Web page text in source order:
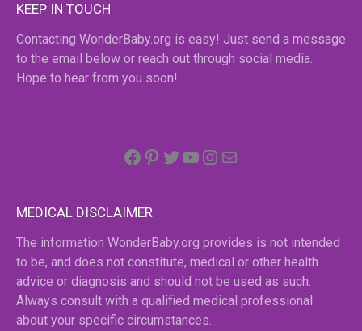
KEEP IN TOUCH
Contacting WonderBaby.org is easy! Just send a message
to the email below or reach out through social media.
Hope to hear from you soon!
Facebook
Pinterest
Twitter
YouTube
Instagram
MEDICAL DISCLAIMER
The information WonderBaby.org provides is not intended
to be, and does not constitute, medical or other health
advice or diagnosis and should not be used as such.
Always consult with a qualified medical professional
about your specific circumstances.